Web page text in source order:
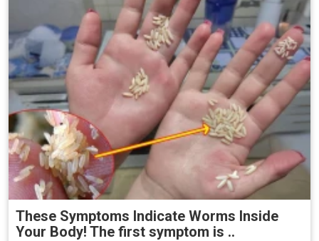
These Symptoms Indicate Worms Inside
Your Body! The first symptom is ..